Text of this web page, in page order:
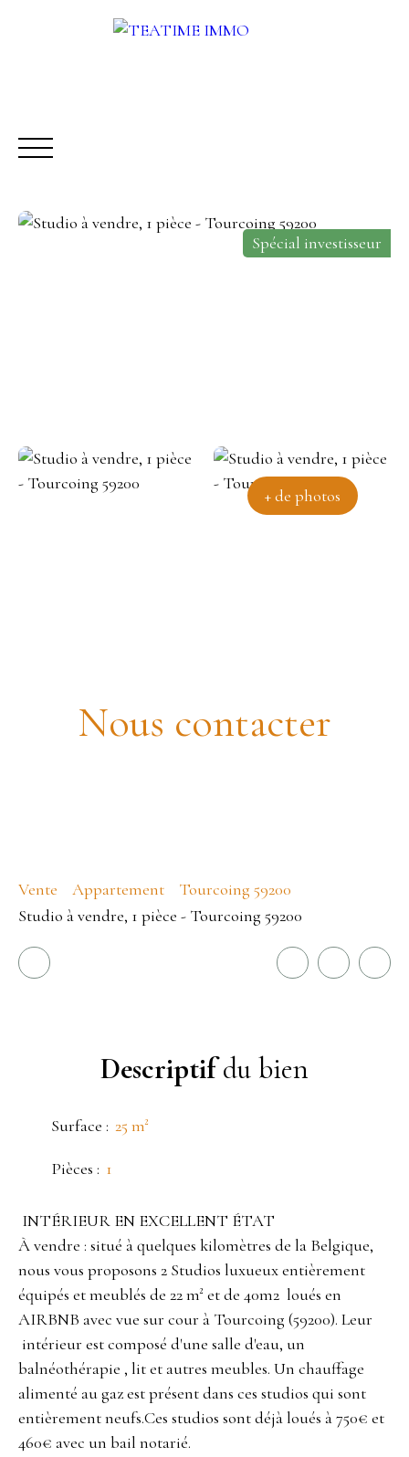
Spécial investisseur
+ de photos
Nous contacter
Vente Appartement
Tourcoing 59200
Studio à vendre, 1 pièce - Tourcoing 59200
Descriptifdu bien
Surface : 25 m²
Pièces : 1
INTÉRIEUR EN EXCELLENT ÉTAT
À vendre : situé à quelques kilomètres de la Belgique,
nous vous proposons 2 Studios luxueux entièrement
équipés et meublés de 22 m² et de 40m2 loués en
AIRBNB avec vue sur cour à Tourcoing (59200). Leur
intérieur est composé d'une salle d'eau, un
balnéothérapie , lit et autres meubles. Un chauffage
alimenté au gaz est présent dans ces studios qui sont
entièrement neufs.Ces studios sont déjà loués à 750€ et
460€ avec un bail notarié.